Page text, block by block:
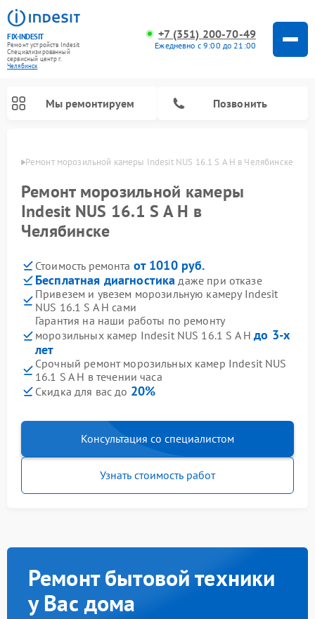
FIX-INDESIT
Ремонт устройств Indesit
Специализированный
cервисный центр г.
Челябинск
+7 (351) 200-70-49
Ежедневно с 9:00 до 21:00
Мы ремонтируем Позвонить
Ремонт морозильной камеры Indesit NUS 16.1 S A H в Челябинске
Ремонт морозильной камеры
Indesit NUS 16.1 S A H в
Челябинске
Стоимость ремонта от 1010 руб.
Бесплатная диагностика даже при отказе
Привезем и увезем морозильную камеру Indesit
NUS 16.1 S A H сами
Гарантия на наши работы по ремонту
морозильных камер Indesit NUS 16.1 S A Hдо 3-х
лет
Срочный ремонт морозильных камер Indesit NUS
16.1 S A H в течении часа
Скидка для вас до 20%
Консультация со специалистом
Узнать стоимость работ
Ремонт бытовой техники
у Вас дома